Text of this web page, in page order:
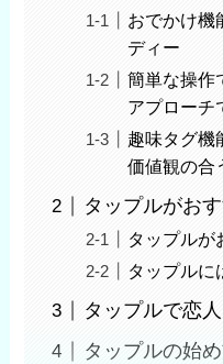
おでかけ機
ディー
簡単な操作
アプローチ
趣味タグ機
価値観の合
タップルがお
タップルが
タップルに
タップルで恋
タップルの始